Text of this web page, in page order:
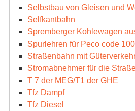
Selbstbau von Gleisen und
Selfkantbahn
Spremberger Kohlewagen
Spurlehren für Peco code
Straßenbahn mit
Stromabnehmer für die
T 7 der MEG/T1 der GHE
Tfz Dampf
Tfz Diesel